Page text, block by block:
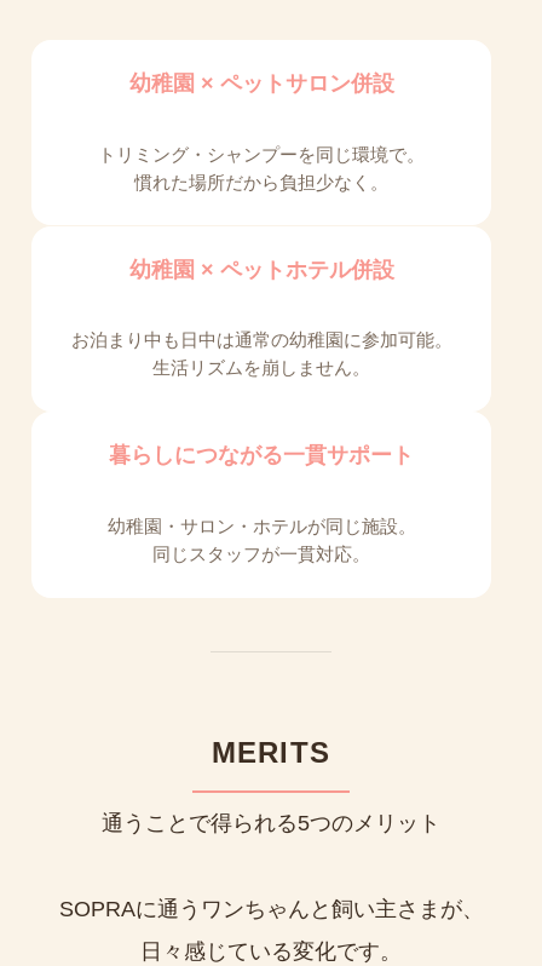
幼稚園 × ペットサロン併設
トリミング・シャンプーを同じ環境で。
慣れた場所だから負担少なく。
幼稚園 × ペットホテル併設
お泊まり中も日中は通常の幼稚園に参加可能。
生活リズムを崩しません。
暮らしにつながる一貫サポート
幼稚園・サロン・ホテルが同じ施設。
同じスタッフが一貫対応。
MERITS
通うことで得られる5つのメリット
SOPRAに通うワンちゃんと飼い主さまが、
日々感じている変化です。